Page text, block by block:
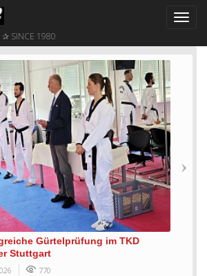
✰ SINCE 1980
Gürtelprüfung im TKD
Stuttgart
770